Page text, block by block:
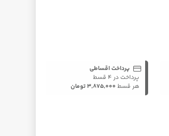
پرداخت اقساطی
پرداخت در ۴ قسط
هر قسط 3,875,000 تومان